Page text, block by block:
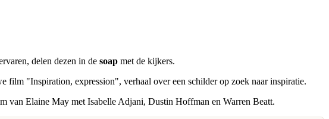
delen dezen in de soap met de kijkers.
film "Inspiration, expression", verhaal over een schilder op zoek naar inspiratie.
van Elaine May met Isabelle Adjani, Dustin Hoffman en Warren Beatt.